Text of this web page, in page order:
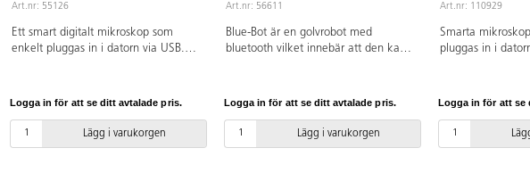
Art.nr: 55126
Ett smart digitalt mikroskop som
enkelt pluggas in i datorn via USB.
Perfekt till att undersöka skillnader i
insekter, löv, huden m.m. Förstorar
upp till 43x och ger mycket god
Logga in för att se ditt avtalade pris.
Lägg i varukorgen
Art.nr: 56611
Blue-Bot är en golvrobot med
bluetooth vilket innebär att den kan
knapptryckningar på ryggen. Blue-Bot
och verkan samt ger övning i
uppföljning och kontroll. Denna
Logga in för att se ditt avtalade pris.
Lägg i varukorgen
Art.nr: 110929
Smarta
pluggas in i
grupp med barn.
Se närmare på
m.m. Förstorar
Logga in för att se